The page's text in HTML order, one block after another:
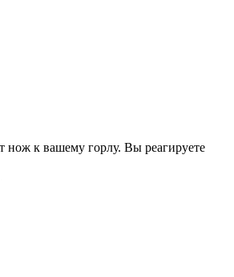
нож к вашему горлу. Вы реагируете